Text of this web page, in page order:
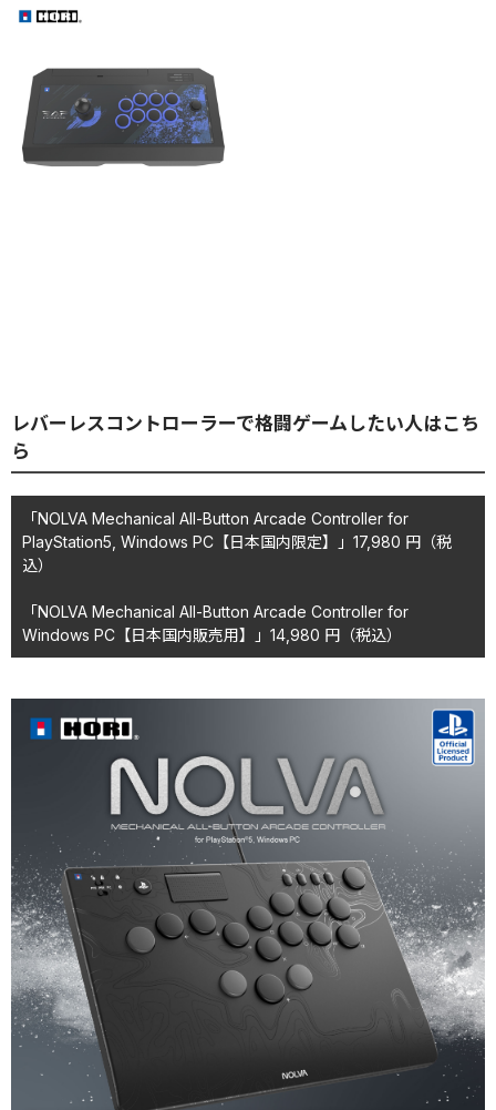
レバーレスコントローラーで格闘ゲームしたい人はこち
ら
「NOLVA Mechanical All-Button Arcade Controller for
PlayStation5, Windows PC【日本国内限定】」17,980 円 （税
込）
「NOLVA Mechanical All-Button Arcade Controller for
Windows PC【日本国内販売用】」14,980 円 （税込）